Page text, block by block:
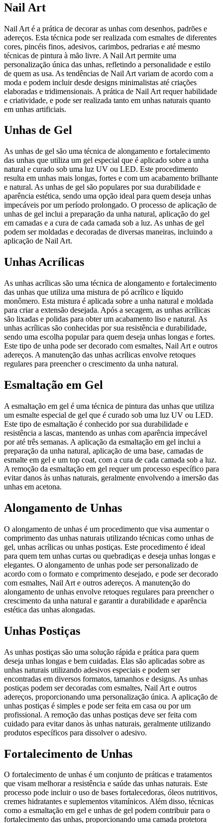
Nail Art
Nail Art é a prática de decorar as unhas com desenhos, padrões e
adereços. Esta técnica pode ser realizada com esmaltes de diferentes
cores, pincéis finos, adesivos, carimbos, pedrarias e até mesmo
técnicas de pintura à mão livre. A Nail Art permite uma
personalização única das unhas, refletindo a personalidade e estilo
de quem as usa. As tendências de Nail Art variam de acordo com a
moda e podem incluir desde designs minimalistas até criações
elaboradas e tridimensionais. A prática de Nail Art requer habilidade
e criatividade, e pode ser realizada tanto em unhas naturais quanto
em unhas artificiais.
Unhas de Gel
As unhas de gel são uma técnica de alongamento e fortalecimento
das unhas que utiliza um gel especial que é aplicado sobre a unha
natural e curado sob uma luz UV ou LED. Este procedimento
resulta em unhas mais longas, fortes e com um acabamento brilhante
e natural. As unhas de gel são populares por sua durabilidade e
aparência estética, sendo uma opção ideal para quem deseja unhas
impecáveis por um período prolongado. O processo de aplicação de
unhas de gel inclui a preparação da unha natural, aplicação do gel
em camadas e a cura de cada camada sob a luz. As unhas de gel
podem ser moldadas e decoradas de diversas maneiras, incluindo a
aplicação de Nail Art.
Unhas Acrílicas
As unhas acrílicas são uma técnica de alongamento e fortalecimento
das unhas que utiliza uma mistura de pó acrílico e líquido
monômero. Esta mistura é aplicada sobre a unha natural e moldada
para criar a extensão desejada. Após a secagem, as unhas acrílicas
são lixadas e polidas para obter um acabamento liso e natural. As
unhas acrílicas são conhecidas por sua resistência e durabilidade,
sendo uma escolha popular para quem deseja unhas longas e fortes.
Este tipo de unha pode ser decorado com esmaltes, Nail Art e outros
adereços. A manutenção das unhas acrílicas envolve retoques
regulares para preencher o crescimento da unha natural.
Esmaltação em Gel
A esmaltação em gel é uma técnica de pintura das unhas que utiliza
um esmalte especial de gel que é curado sob uma luz UV ou LED.
Este tipo de esmaltação é conhecido por sua durabilidade e
resistência a lascas, mantendo as unhas com aparência impecável
por até três semanas. A aplicação da esmaltação em gel inclui a
preparação da unha natural, aplicação de uma base, camadas de
esmalte em gel e um top coat, com a cura de cada camada sob a luz.
A remoção da esmaltação em gel requer um processo específico para
evitar danos às unhas naturais, geralmente envolvendo a imersão das
unhas em acetona.
Alongamento de Unhas
O alongamento de unhas é um procedimento que visa aumentar o
comprimento das unhas naturais utilizando técnicas como unhas de
gel, unhas acrílicas ou unhas postiças. Este procedimento é ideal
para quem tem unhas curtas ou quebradiças e deseja unhas longas e
elegantes. O alongamento de unhas pode ser personalizado de
acordo com o formato e comprimento desejado, e pode ser decorado
com esmaltes, Nail Art e outros adereços. A manutenção do
alongamento de unhas envolve retoques regulares para preencher o
crescimento da unha natural e garantir a durabilidade e aparência
estética das unhas alongadas.
Unhas Postiças
As unhas postiças são uma solução rápida e prática para quem
deseja unhas longas e bem cuidadas. Elas são aplicadas sobre as
unhas naturais utilizando adesivos especiais e podem ser
encontradas em diversos formatos, tamanhos e designs. As unhas
postiças podem ser decoradas com esmaltes, Nail Art e outros
adereços, proporcionando uma personalização única. A aplicação de
unhas postiças é simples e pode ser feita em casa ou por um
profissional. A remoção das unhas postiças deve ser feita com
cuidado para evitar danos às unhas naturais, geralmente utilizando
produtos específicos para dissolver o adesivo.
Fortalecimento de Unhas
O fortalecimento de unhas é um conjunto de práticas e tratamentos
que visam melhorar a resistência e saúde das unhas naturais. Este
processo pode incluir o uso de bases fortalecedoras, óleos nutritivos,
cremes hidratantes e suplementos vitamínicos. Além disso, técnicas
como a esmaltação em gel e unhas de gel podem contribuir para o
fortalecimento das unhas, proporcionando uma camada protetora